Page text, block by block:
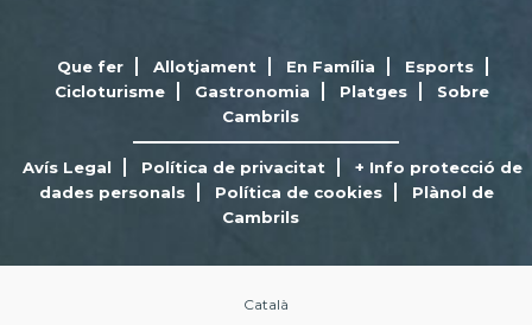
Que fer Allotjament En Família
Esports
Cicloturisme
Gastronomia Platges
Sobre
Cambrils
Avís Legal Política de privacitat
+ Info protecció de
dades personals
Política de cookies
Plànol de
Cambrils
Català